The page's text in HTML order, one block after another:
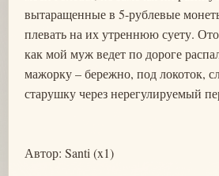
вытаращенные в 5-рублевые
плевать на их утреннюю суету.
как мой муж ведет по дороге
мажорку – бережно, под локоток,
старушку через нерегулируемый
Автор: Santi (x1)